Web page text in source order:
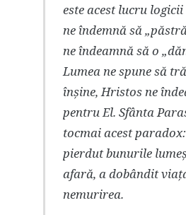
este acest lucru
ne îndemnă să
ne îndeamnă să o
Lumea ne spune să
înșine, Hristos ne
pentru El. Sfânta
tocmai acest
pierdut bunurile
afară, a dobândit
nemurirea.